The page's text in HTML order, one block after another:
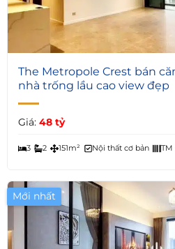
6
The Metropole Crest bán
nhà trống lầu cao view đẹp
Giá: 48 tỷ
3 2 151m² Nội thất cơ bản TM
Mới nhất